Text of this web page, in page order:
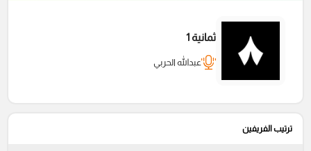
ثمانية 1
عبدالله الحربي
ترتيب الفريفين